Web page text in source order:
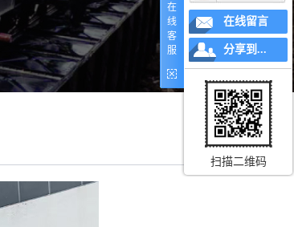
在
线
客
服
在线留言
分享到...
扫描二维码